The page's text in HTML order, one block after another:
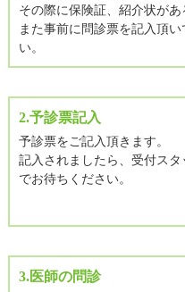
その際に保険証、紹介状があ
また事前に問診票を記入頂
い。
2.予診票記入
予診票をご記入頂きます。
記入されましたら、受付ス
でお待ちください。
3.医師の問診